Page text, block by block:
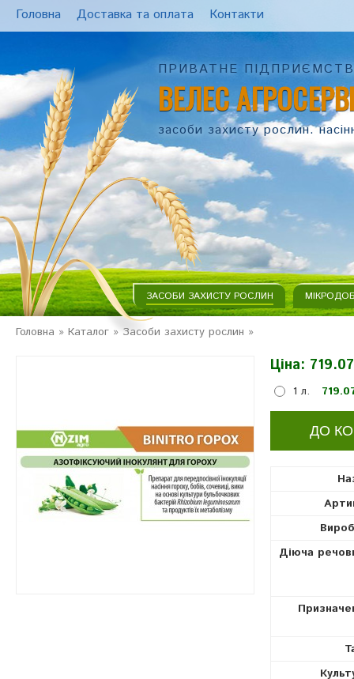
ПРИВАТНЕ
ВЕЛЕС
засоби захисту рослин.
Головна Доставка та оплата Контакти
ЗАСОБИ ЗАХИСТУ РОСЛИН
Головна » Каталог » Засоби захисту рослин »
Ціна:
1 л.
Діюча